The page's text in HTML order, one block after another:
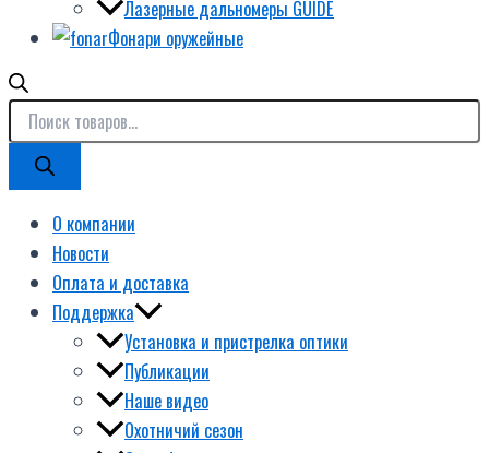
Лазерные дальномеры GUIDE
Фонари оружейные
О компании
Новости
Оплата и доставка
Поддержка
Установка и пристрелка оптики
Публикации
Наше видео
Охотничий сезон